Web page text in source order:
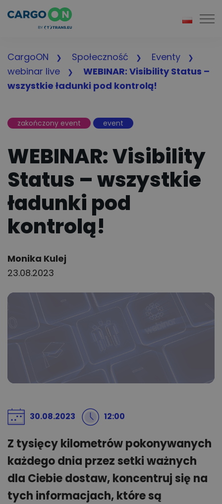
CargoON Społeczność
Eventy
webinar live
WEBINAR: Visibility Status –
wszystkie ładunki pod kontrolą!
zakończony event event
WEBINAR: Visibility
Status – wszystkie
ładunki pod
kontrolą!
Author:
Monika Kulej
23.08.2023
30.08.2023 12:00
Z tysięcy kilometrów pokonywanych
każdego dnia przez setki ważnych
dla Ciebie dostaw, koncentruj się na
tych informacjach, które są